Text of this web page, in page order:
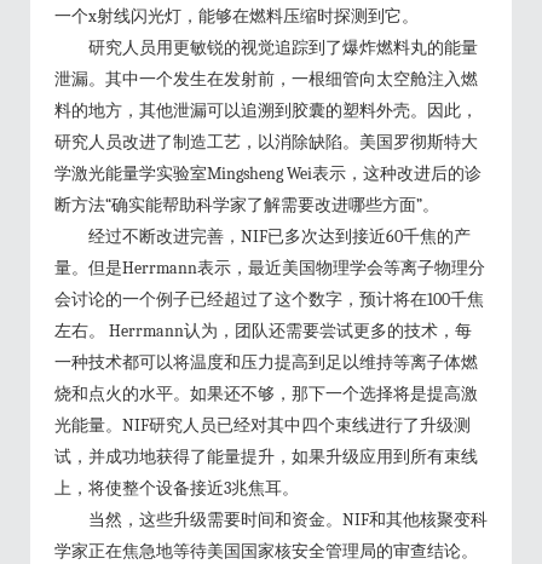
一个x射线闪光灯，能够在燃料压缩时探测到它。
研究人员用更敏锐的视觉追踪到了爆炸燃料丸的能量
泄漏。其中一个发生在发射前，一根细管向太空舱注入燃
料的地方，其他泄漏可以追溯到胶囊的塑料外壳。因此，
研究人员改进了制造工艺，以消除缺陷。美国罗彻斯特大
学激光能量学实验室Mingsheng Wei表示，这种改进后的诊
断方法“确实能帮助科学家了解需要改进哪些方面”。
经过不断改进完善，NIF已多次达到接近60千焦的产
量。但是Herrmann表示，最近美国物理学会等离子物理分
会讨论的一个例子已经超过了这个数字，预计将在100千焦
左右。 Herrmann认为，团队还需要尝试更多的技术，每
一种技术都可以将温度和压力提高到足以维持等离子体燃
烧和点火的水平。如果还不够，那下一个选择将是提高激
光能量。NIF研究人员已经对其中四个束线进行了升级测
试，并成功地获得了能量提升，如果升级应用到所有束线
上，将使整个设备接近3兆焦耳。
当然，这些升级需要时间和资金。NIF和其他核聚变科
学家正在焦急地等待美国国家核安全管理局的审查结论。